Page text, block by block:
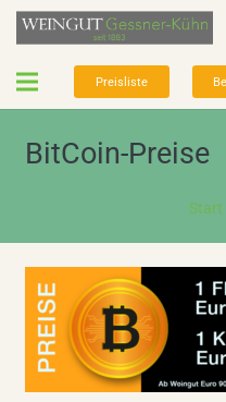
Preisliste
BitCoin-Preise
Start